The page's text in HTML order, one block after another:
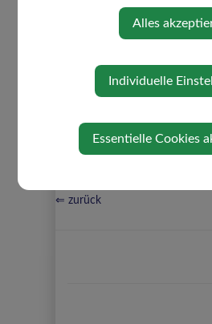
und Umwelt
Landwirtschaft,
Mobilitätsbeauftragter
Schule, Kindergarten
Soziales und Ehrenamt
⇐ zurück
Alles
Individuelle
Essentielle Cookies